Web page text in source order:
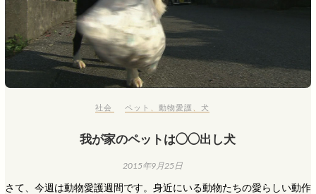
社会 ペット 、動物愛護 犬
我が家のペットは◯◯出し犬
2015年9月25日
さて、今週は動物愛護週間です。身近にいる動物たちの愛らしい動作